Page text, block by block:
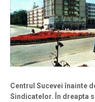
Centrul Sucevei înainte
Sindicatelor. În dreapta